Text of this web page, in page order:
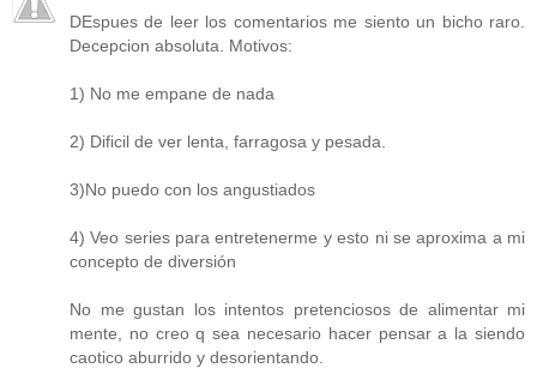
DEspues de leer los comentarios me siento un bicho raro.
Decepcion absoluta. Motivos:
1) No me empane de nada
2) Dificil de ver lenta, farragosa y pesada.
3)No puedo con los angustiados
4) Veo series para entretenerme y esto ni se aproxima a mi
concepto de diversión
No me gustan los intentos pretenciosos de alimentar mi
mente, no creo q sea necesario hacer pensar a la siendo
caotico aburrido y desorientando.